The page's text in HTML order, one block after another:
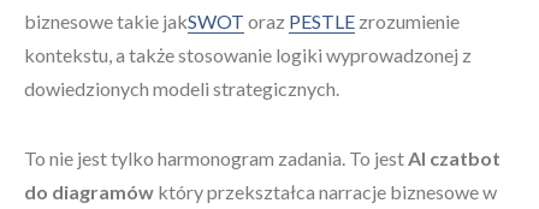
biznesowe takie jakSWOT oraz PESTLE zrozumienie
kontekstu, a także stosowanie logiki wyprowadzonej z
dowiedzionych modeli strategicznych.
To nie jest tylko harmonogram zadania. To jestAI czatbot
do diagramów który przekształca narracje biznesowe w